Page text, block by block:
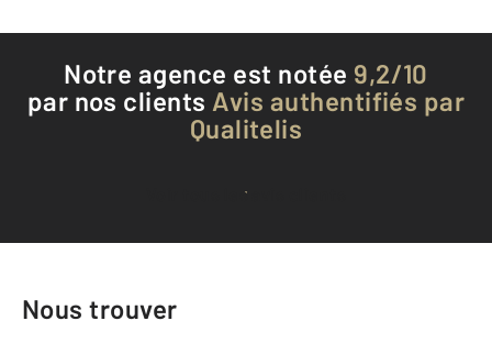
Notre agence est notée 9,2/10
par nos clients Avis authentifiés par
Qualitelis
Voir tous les avis clients
Nous trouver